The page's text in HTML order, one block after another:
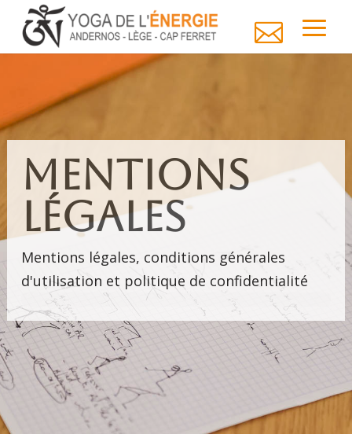

Mentions
légales
Mentions légales, conditions générales
d'utilisation et politique de confidentialité